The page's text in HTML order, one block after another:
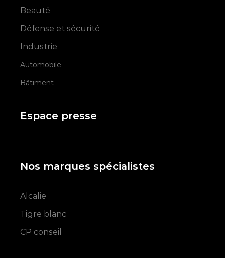
Beauté
Défense et sécurité
Industrie
Automobile
Bâtiment
Espace presse
Nos marques spécialistes
Alcalie
Tigre blanc
CP conseil